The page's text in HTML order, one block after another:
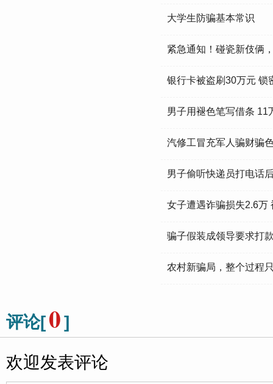
大学生防骗基本常识
紧急通知！碰瓷新伎俩
银行卡被盗刷30万元 锁
男子用褪色笔写借条 11
汽修工冒充军人骗财骗
男子偷听快递员打电话
女子遭遇诈骗损失2.6万
骗子假装成领导要求打
农村新骗局，整个过程
评论[0]
欢迎发表评论